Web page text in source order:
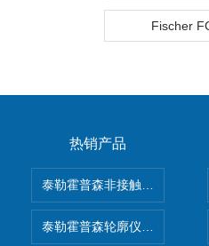
Fischer
热销产品
泰勒霍普森非接触式轮廓仪
泰勒霍普森轮廓仪|TAYLOR